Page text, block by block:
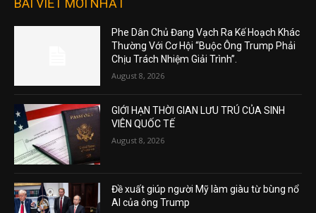
BÀI VIẾT MỚI NHẤT
Phe Dân Chủ Đang Vạch Ra Kế Hoạch Khác
Thường Với Cơ Hội “Buộc Ông Trump Phải
Chịu Trách Nhiệm Giải Trình”.
August 8, 2026
GIỚI HẠN THỜI GIAN LƯU TRÚ CỦA SINH
VIÊN QUỐC TẾ
August 8, 2026
Đề xuất giúp người Mỹ làm giàu từ bùng nổ
AI của ông Trump